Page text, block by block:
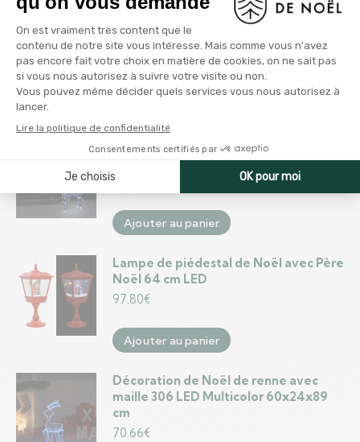
Décoration de Noël Rennes et
traîneau 240 LED Acrylique
131.24€
Renne de décoration de Noël 90 LED
60x16x100 cm Acrylique Blanc froid
65.86
Ajouter au panier
Lampe de piédestal de Noël avec Père
Noël 64 cm LED
97.80€
Ajouter au panier
Décoration de Noël de renne avec
maille 306 LED Multicolor 60x24x89
cm
70.66€